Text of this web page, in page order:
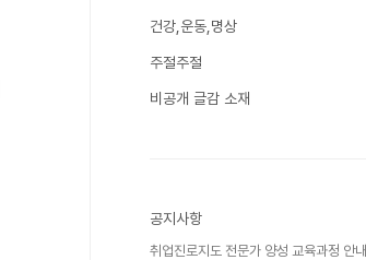
건강,운동,명상
주절주절
비공개 글감 소재
공지사항
취업진로지도 전문가 양성 교육과정 안내